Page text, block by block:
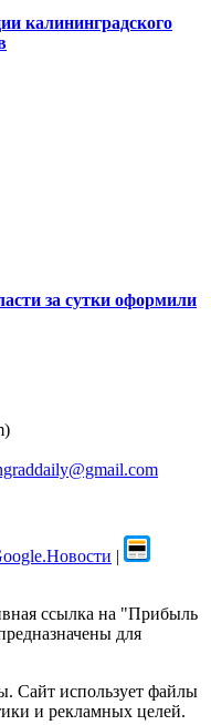
калининградского
за сутки оформили
|
ссылка на "Прибыль
для
Сайт использует файлы
и рекламных целей.